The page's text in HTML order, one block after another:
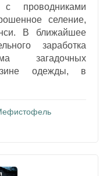
проводниками
селение,
В ближайшее
заработка
загадочных
одежды, в